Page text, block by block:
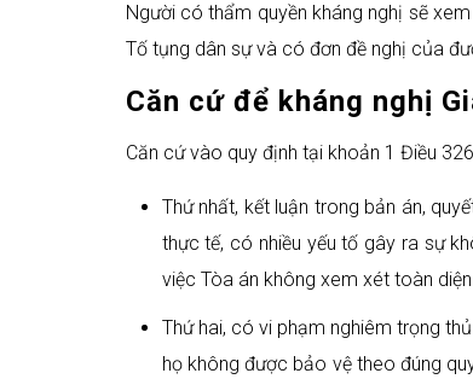
Người có thẩm quyền kháng nghị sẽ
Tố tụng dân sự và có đơn đề nghị của
Căn cứ để kháng nghị
Căn cứ vào quy định tại khoản 1 Điều
Thứ nhất, kết luận trong bản án,
thực tế, có nhiều yếu tố gây ra sự
việc Tòa án không xem xét toàn
Thứ hai, có vi phạm nghiêm trọng
họ không được bảo vệ theo đúng